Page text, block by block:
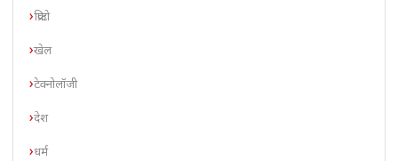
क्रिप्टो
खेल
टेक्नोलॉजी
देश
धर्म